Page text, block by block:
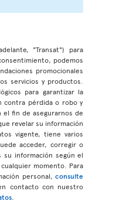
"Transat") para
podemos
promocionales
servicios y productos.
para garantizar la
contra pérdida o robo y
fin de asegurarnos de
revelar su información
vigente, tiene varios
acceder, corregir o
su información según el
momento. Para
personal,consulte
contacto con nuestro